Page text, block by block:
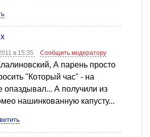
в 15:35
Сообщить модератору
А парень просто
"Который час" - на
опаздывал... А получили из
нашинкованную капусту...